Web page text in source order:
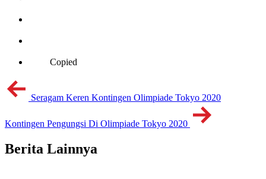
Copied
Seragam Keren Kontingen Olimpiade Tokyo 2020
Kontingen Pengungsi Di Olimpiade Tokyo 2020
Berita Lainnya